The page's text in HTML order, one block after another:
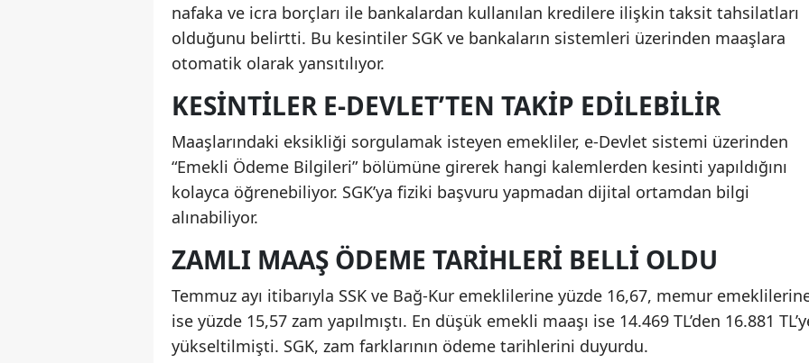
nafaka ve icra borçları ile bankalardan kullanılan kredilere ilişkin taksit tahsilatları
olduğunu belirtti. Bu kesintiler SGK ve bankaların sistemleri üzerinden maaşlara
otomatik olarak yansıtılıyor.
KESINTILER E-DEVLET’TEN TAKIP EDILEBILIR
Maaşlarındaki eksikliği sorgulamak isteyen emekliler, e-Devlet sistemi üzerinden
“Emekli Ödeme Bilgileri” bölümüne girerek hangi kalemlerden kesinti yapıldığını
kolayca öğrenebiliyor. SGK’ya fiziki başvuru yapmadan dijital ortamdan bilgi
alınabiliyor.
ZAMLI MAAŞ ÖDEME TARIHLERI BELLI OLDU
Temmuz ayı itibarıyla SSK ve Bağ-Kur emeklilerine yüzde 16,67, memur
ise yüzde 15,57 zam yapılmıştı. En düşük emekli maaşı ise 14.469 TL’den 16.881
yükseltilmişti. SGK, zam farklarının ödeme tarihlerini duyurdu.